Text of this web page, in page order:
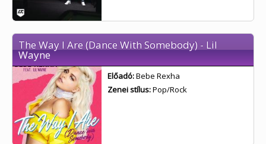
The Way I Are (Dance With Somebody) - Lil
Wayne
Előadó:Bebe Rexha
Zenei stílus:Pop/Rock